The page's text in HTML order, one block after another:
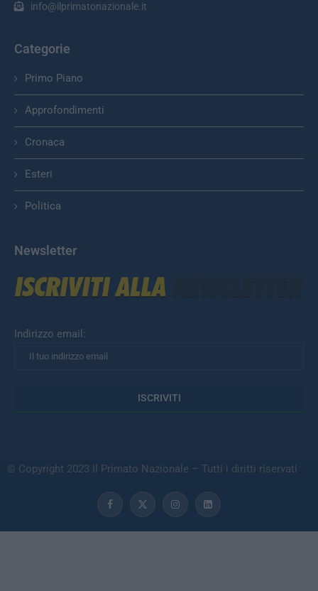
info@ilprimatonazionale.it
Categorie
Primo Piano
Approfondimenti
Cronaca
Esteri
Politica
Newsletter
Indirizzo email:
© Copyright 2023 Il Primato Nazionale – Tutti i diritti riservati